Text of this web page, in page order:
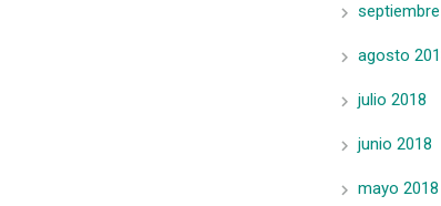
agosto
julio 2018
junio 2018
mayo 2018